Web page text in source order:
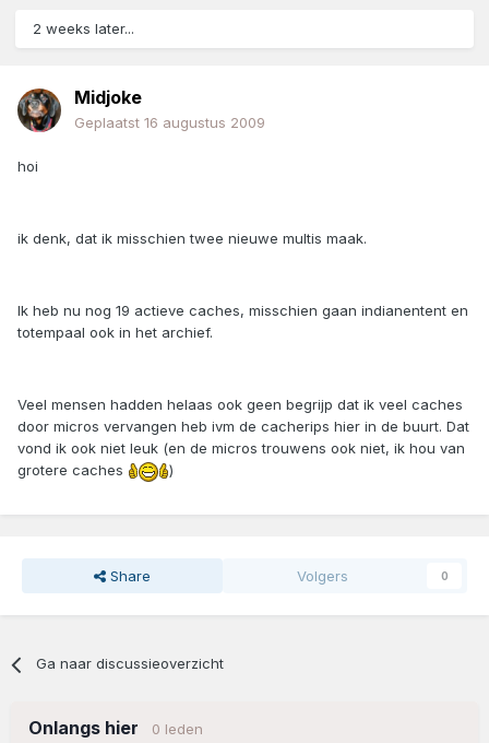
2 weeks later...
Midjoke
Geplaatst 16 augustus 2009
hoi
ik denk, dat ik misschien twee nieuwe multis maak.
Ik heb nu nog 19 actieve caches, misschien gaan indianentent en
totempaal ook in het archief.
Veel mensen hadden helaas ook geen begrijp dat ik veel caches
door micros vervangen heb ivm de cacherips hier in de buurt. Dat
vond ik ook niet leuk (en de micros trouwens ook niet, ik hou van
grotere caches
)
Share Volgers 0
Ga naar discussieoverzicht
Onlangs hier 0 leden